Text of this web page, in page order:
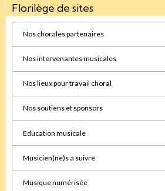
Florilège de sites
Nos chorales partenaires
Nos intervenantes musicales
Nos lieux pour travail choral
Nos soutiens et sponsors
Education musicale
Musicien(ne)s à suivre
Musique numérisée